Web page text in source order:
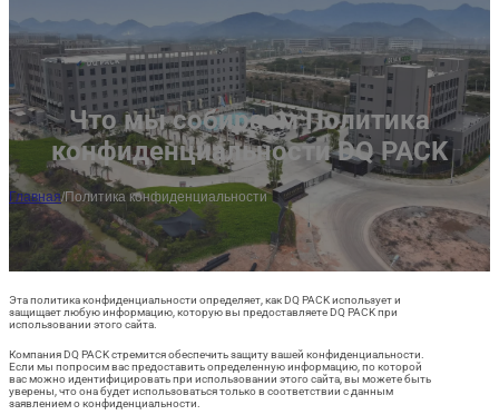
AR
Что мы собираем Политика
конфиденциальности DQ PACK
Главная/Политика конфиденциальности
Эта политика конфиденциальности определяет, как DQ PACK использует и
защищает любую информацию, которую вы предоставляете DQ PACK при
использовании этого сайта.
Компания DQ PACK стремится обеспечить защиту вашей конфиденциальности.
Если мы попросим вас предоставить определенную информацию, по которой
вас можно идентифицировать при использовании этого сайта, вы можете быть
уверены, что она будет использоваться только в соответствии с данным
заявлением о конфиденциальности.